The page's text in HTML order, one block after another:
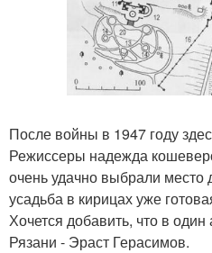
После войны в 1947 году
Режиссеры надежда
очень удачно выбрали место
усадьба в кирицах уже
Хочется добавить, что в
Рязани - Эраст Герасимов.